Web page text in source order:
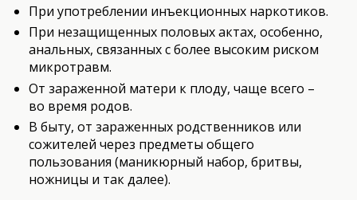
При употреблении инъекционных наркотиков.
При незащищенных половых актах, особенно,
анальных, связанных с более высоким риском
микротравм.
От зараженной матери к плоду, чаще всего –
во время родов.
В быту, от зараженных родственников или
сожителей через предметы общего
пользования (маникюрный набор, бритвы,
ножницы и так далее).